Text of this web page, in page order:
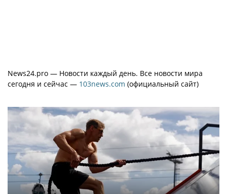
News24.pro — Новости каждый день. Все новости мира
сегодня и сейчас — 103news.com (официальный сайт)